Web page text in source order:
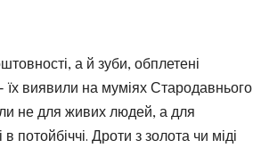
а й зуби, обплетені
їх виявили на муміях Стародавнього
не для живих людей, а для
потойбіччі. Дроти з золота чи міді